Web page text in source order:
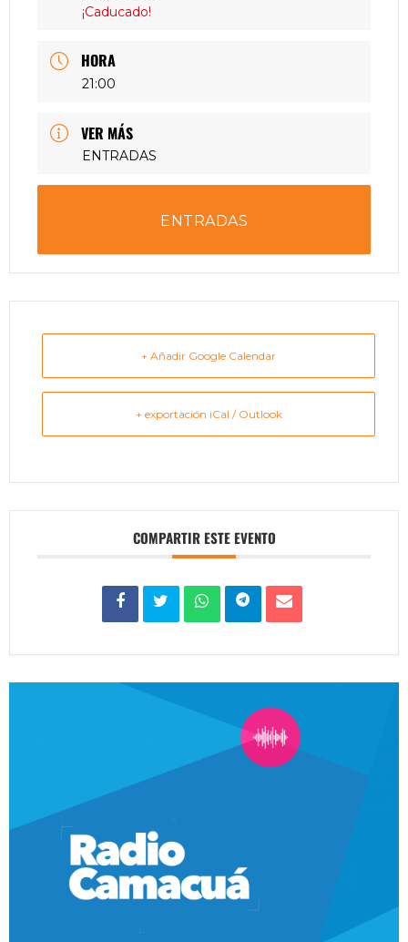
¡Caducado!
HORA
21:00
VER MÁS
ENTRADAS
ENTRADAS
+ Añadir Google Calendar
+ exportación iCal / Outlook
COMPARTIR ESTE EVENTO